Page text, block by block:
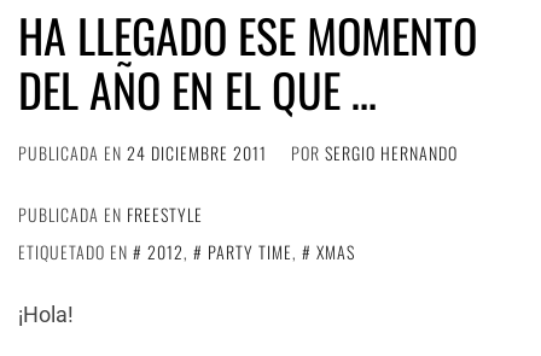
HA LLEGADO ESE MOMENTO
DEL AÑO EN EL QUE …
PUBLICADA EN 24 DICIEMBRE 2011 POR SERGIO HERNANDO
PUBLICADA EN FREESTYLE
ETIQUETADO EN
2012, PARTY TIME, XMAS
¡Hola!